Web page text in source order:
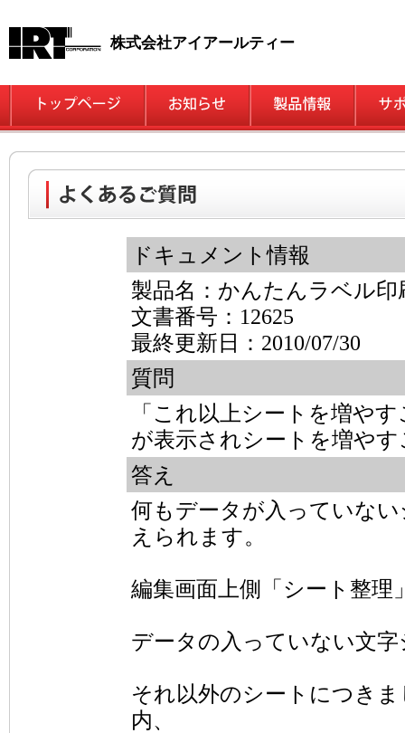
株式会社アイアールティー
ドキュメント情報
製品名：かんたんラベル印
文書番号：12625
最終更新日：2010/07/30
質問
「これ以上シートを増や
が表示されシートを増や
答え
何もデータが入っていな
えられます。
編集画面上側「シート整
データの入っていない文
それ以外のシートにつき
内、